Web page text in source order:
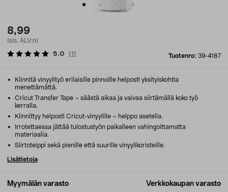
8,99
(sis. ALV:n)
Tuotenro: 39-4187
5.0 (1 )
Myymälän varasto Verkkokaupan varasto
Kiinnitä vinyylityö erilaisille pinnoille helposti yksityiskohtia
menettämättä.
Cricut Transfer Tape – säästä aikaa ja vaivaa siirtämällä koko työ
kerralla.
Kiinnittyy helposti Cricut-vinyylille – helppo asetella.
Irrotettaessa jättää tulostustyön paikalleen vahingoittamatta
materiaalia.
Siirtoteippi sekä pienille että suurille vinyylikoristeille.
Lisätietoja